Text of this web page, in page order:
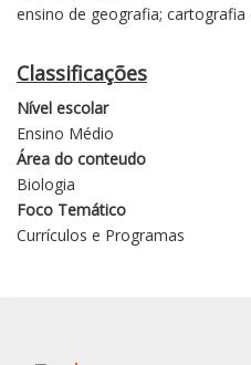
ensino de geografia;
Classificações
Nível escolar
Ensino Médio
Área do conteudo
Biologia
Foco Temático
Currículos e Programas